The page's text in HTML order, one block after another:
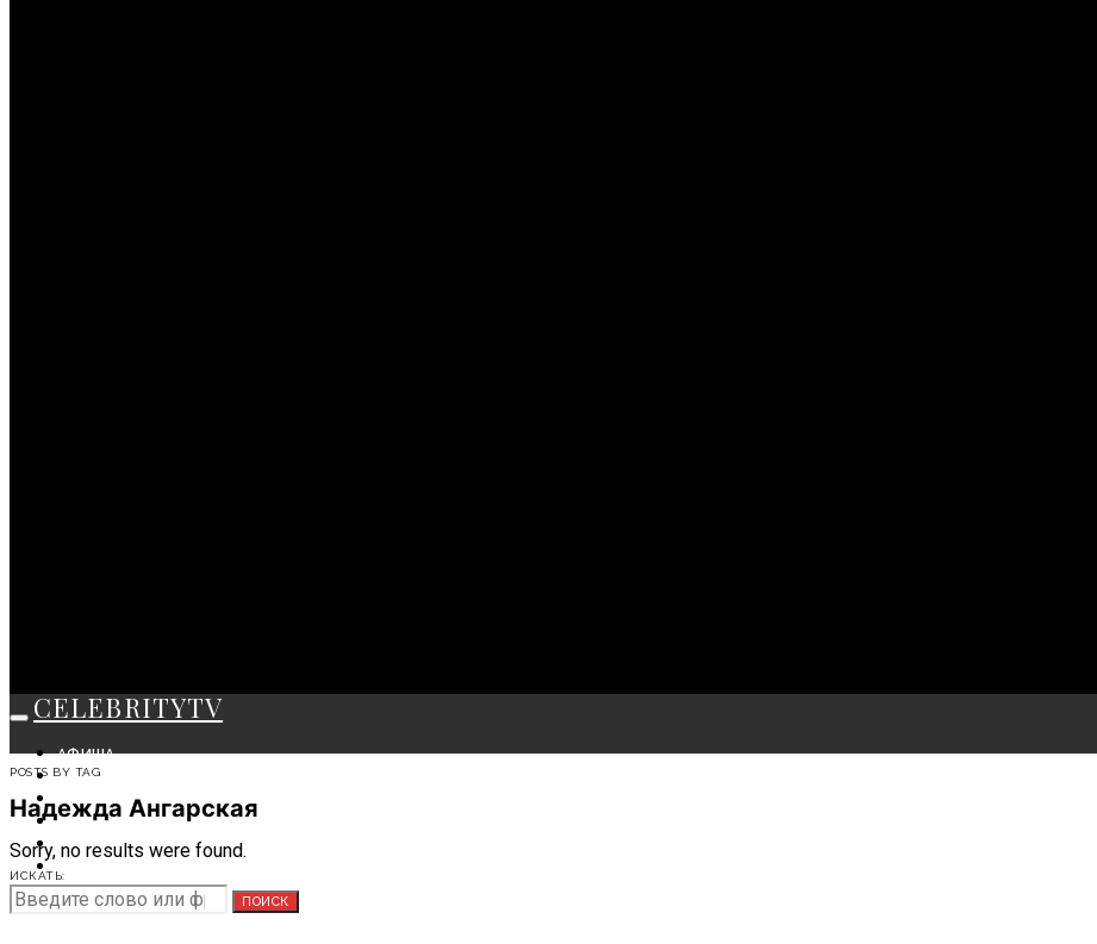
CELEBRITYTV
АФИША
СОБЫТИЯ
КРАСОТА
МОДА
ЛИЧНОСТЬ
СОВЕТЫ ЭКСПЕРТОВ
POSTS BY TAG
Надежда Ангарская
Sorry, no results were found.
ИСКАТЬ:
ПОИСК